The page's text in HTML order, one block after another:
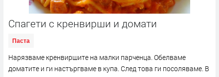
Спагети с кренвирши и домати
Паста
Нарязваме кренвиршите на малки парченца. Обелваме
доматите и ги настъргваме в купа. След това ги посоляваме. В